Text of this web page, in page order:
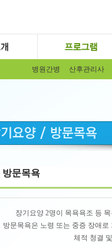
병원간병 산후관리사
방문목욕
장기요양 2명이 목욕욕조 등
방문목욕은 노령 또는 중증 장애
체적 청결